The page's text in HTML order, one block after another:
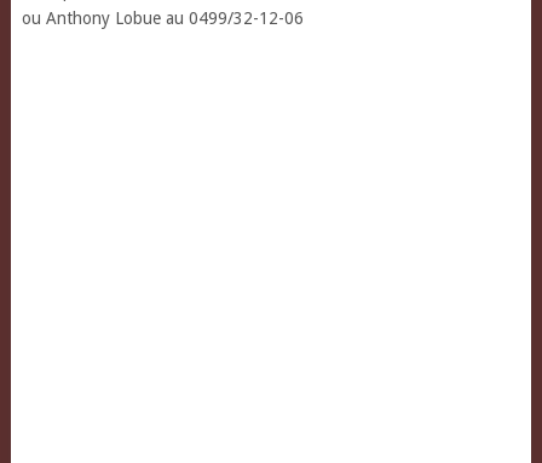
ou Anthony Lobue au 0499/32-12-06